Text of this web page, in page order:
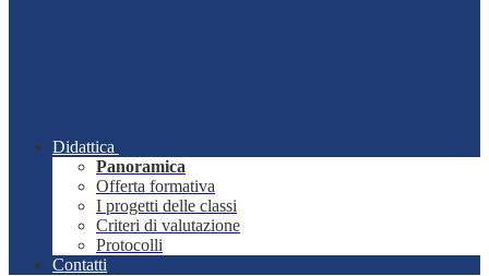
Didattica
Panoramica
Offerta formativa
I progetti delle classi
Criteri di valutazione
Protocolli
Contatti